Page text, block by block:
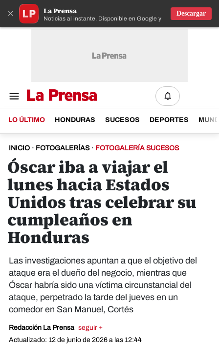
× La Prensa
Noticias al instante. Disponible en Google y IOS
Descargar
LO ÚLTIMO HONDURAS SUCESOS DEPORTES
INICIO · FOTOGALERÍAS · FOTOGALERÍA SUCESOS
Óscar iba a viajar el
lunes hacia Estados
Unidos tras celebrar su
cumpleaños en
Honduras
Las investigaciones apuntan a que el objetivo del
ataque era el dueño del negocio, mientras que
Óscar habría sido una víctima circunstancial del
ataque, perpetrado la tarde del jueves en un
comedor en San Manuel, Cortés
Redacción La Prensa seguir +
Actualizado: 12 de junio de 2026 a las 12:44